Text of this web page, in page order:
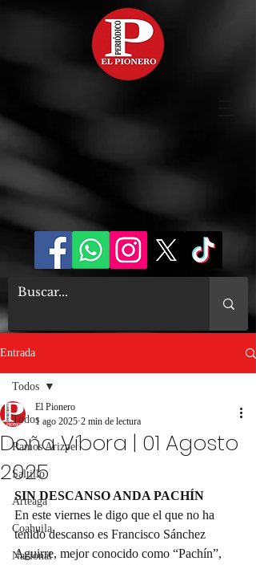
Entrada
Todos
Ramos Arizpe
Saltillo
Arteaga
Coahuila
Nacional
Todos
Doña Víbora | 01 Agosto
2025
El Pionero
1 ago 2025 2 min de lectura
SIN DESCANSO ANDA PACHÍN
En este viernes le digo que el que no ha
tenido descanso es Francisco Sánchez
Aguirre, mejor conocido como “Pachín”,